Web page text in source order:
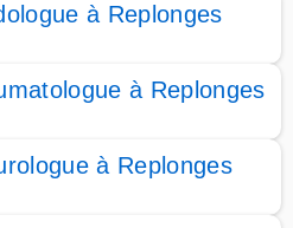
à Replonges
à Replonges
à Replonges